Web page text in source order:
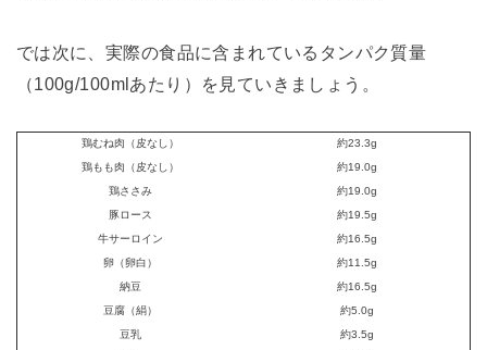
では次に、実際の食品に含まれているタンパク質量
（100g/100mlあたり）を見ていきましょう。
鶏むね肉（皮なし）
約23.3g
鶏もも肉（皮なし）
約19.0g
鶏ささみ
約19.0g
豚ロース
約19.5g
牛サーロイン
約16.5g
卵（卵白）
約11.5g
納豆
約16.5g
豆腐（絹）
約5.0g
豆乳
約3.5g